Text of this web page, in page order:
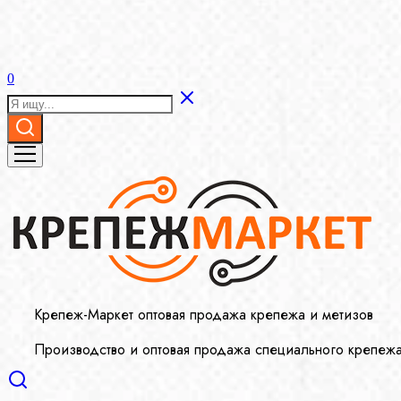
0
Крепеж-Маркет оптовая продажа крепежа и метизов
Производство и оптовая продажа специального